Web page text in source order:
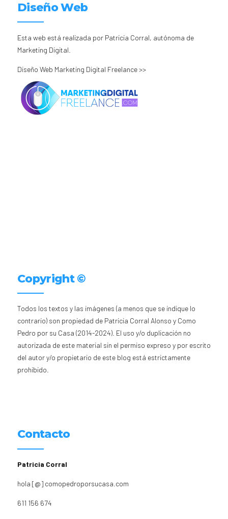
Diseño Web
Esta web está realizada por Patricia Corral, autónoma de
Marketing Digital.
Diseño Web Marketing Digital Freelance >>
Copyright ©
Todos los textos y las imágenes (a menos que se indique lo
contrario) son propiedad de Patricia Corral Alonso y Como
Pedro por su Casa (2014-2024). El uso y/o duplicación no
autorizada de este material sin el permiso expreso y por escrito
del autor y/o propietario de este blog está estrictamente
prohibido.
Contacto
Patricia Corral
hola [@] comopedroporsucasa.com
611 156 674